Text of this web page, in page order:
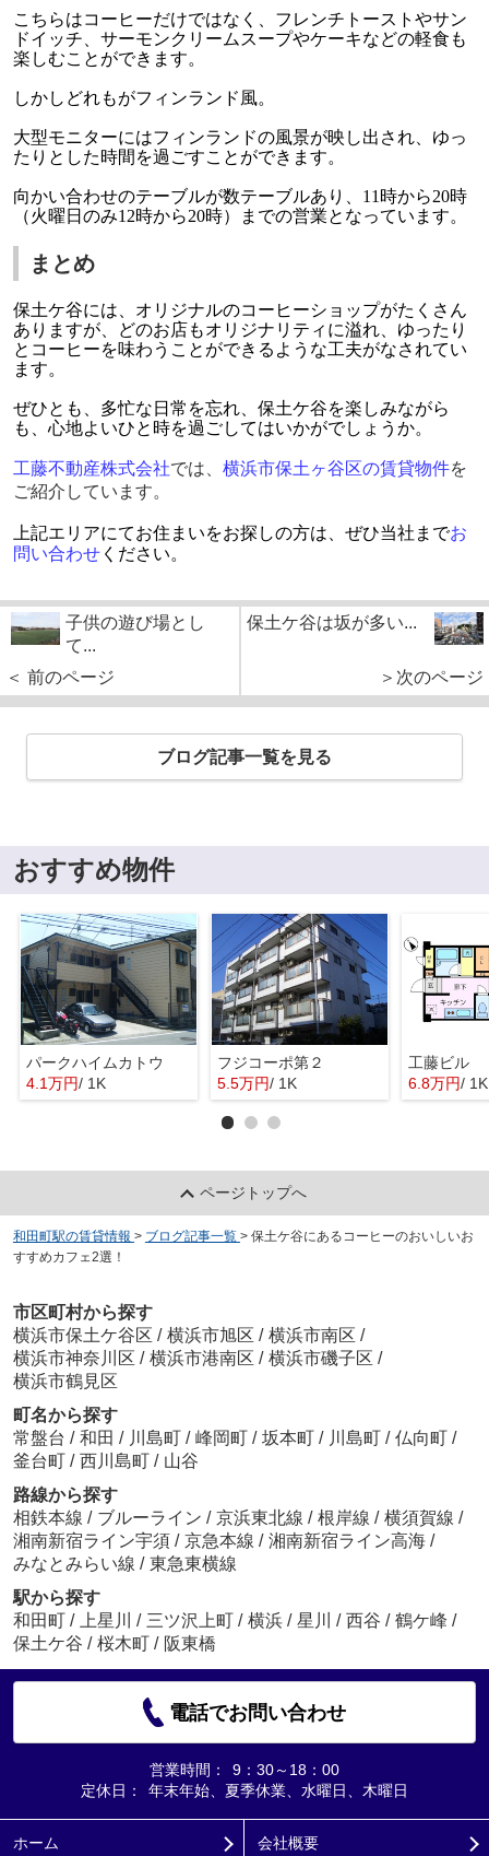
こちらはコーヒーだけではなく、フレンチトーストやサン
ドイッチ、サーモンクリームスープやケーキなどの軽食も
楽しむことができます。
しかしどれもがフィンランド風。
大型モニターにはフィンランドの風景が映し出され、ゆっ
たりとした時間を過ごすことができます。
向かい合わせのテーブルが数テーブルあり、11時から20時
（火曜日のみ12時から20時）までの営業となっています。
まとめ
保土ケ谷には、オリジナルのコーヒーショップがたくさん
ありますが、どのお店もオリジナリティに溢れ、ゆったり
とコーヒーを味わうことができるような工夫がなされてい
ます。
ぜひとも、多忙な日常を忘れ、保土ケ谷を楽しみながら
も、心地よいひと時を過ごしてはいかがでしょうか。
工藤不動産株式会社では、 横浜市保土ヶ谷区の賃貸物件を
ご紹介しています。
上記エリアにてお住まいをお探しの方は、ぜひ当社までお
問い合わせください。
子供の遊び場とし
て...
＜ 前のページ
保土ケ谷は坂が多い...
＞次のページ
ブログ記事一覧を見る
おすすめ物件
パークハイムカトウ
4.1万円/ 1K
フジコーポ第２
5.5万円/ 1K
工藤ビル
6.8万円/ 1K
ページトップへ
和田町駅の賃貸情報 > ブログ記事一覧 > 保土ケ谷にあるコーヒーのおいしいお
すすめカフェ2選！
市区町村から探す
横浜市保土ケ谷区 / 横浜市旭区 / 横浜市南区 /
横浜市神奈川区 / 横浜市港南区 / 横浜市磯子区 /
横浜市鶴見区
町名から探す
常盤台 / 和田 / 川島町 / 峰岡町 / 坂本町 / 川島町 / 仏向町 /
釜台町 / 西川島町 / 山谷
路線から探す
相鉄本線 / ブルーライン / 京浜東北線 / 根岸線 / 横須賀線 /
湘南新宿ライン宇須 / 京急本線 / 湘南新宿ライン高海 /
みなとみらい線 / 東急東横線
駅から探す
和田町
/ 上星川 / 三ツ沢上町 / 横浜 / 星川 / 西谷 / 鶴ケ峰 /
保土ケ谷 / 桜木町 / 阪東橋
電話でお問い合わせ
営業時間：
9：30～18：00
定休日：
年末年始、夏季休業、水曜日、木曜日
ホーム 会社概要